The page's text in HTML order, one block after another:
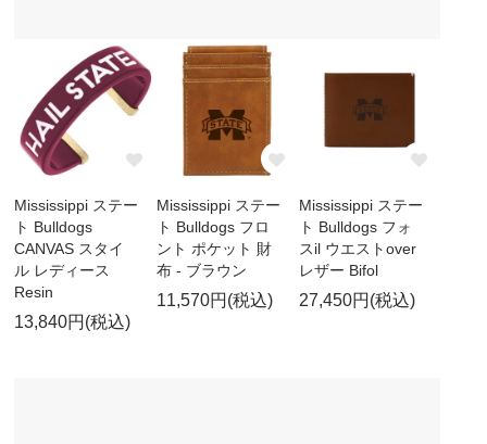
Mississippi ステー
ト Bulldogs
CANVAS スタイ
ル レディース
Resin
13,840円(税込)
Mississippi ステー
ト Bulldogs フロ
ント ポケット 財
布 - ブラウン
11,570円(税込)
Mississippi ステー
ト Bulldogs フォ
スil ウエストover
レザー Bifol
27,450円(税込)